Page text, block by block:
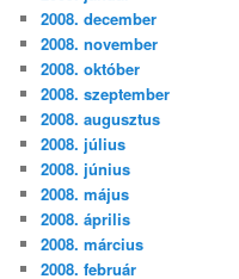
2008. december
2008. november
2008. október
2008. szeptember
2008. augusztus
2008. július
2008. június
2008. május
2008. április
2008. március
2008. február